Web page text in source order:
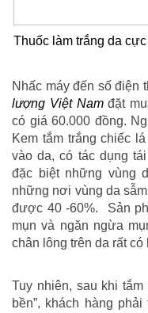
Thuốc làm trắng da
Nhấc máy đến số điện
lượng Việt Namđặt
có giá 60.000 đồng.
Kem tắm trắng chiếc
vào da, có tác dụng
đặc biệt những vùng
những nơi vùng da
được 40 -60%. Sản
mụn và ngăn ngừa
chân lông trên da rất có
Tuy nhiên, sau khi
bền”, khách hàng